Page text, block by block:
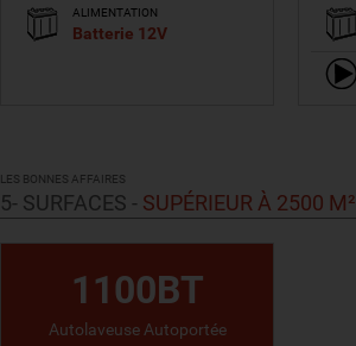
ALIMENTATION
Batterie 12V
LES BONNES AFFAIRES
5- SURFACES - SUPÉRIEUR À 2500 M²
1100BT
Autolaveuse Autoportée